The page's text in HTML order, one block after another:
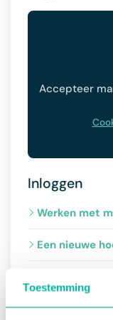
Toestemming
Accepteer
Inloggen
Werken met
Een nieuwe